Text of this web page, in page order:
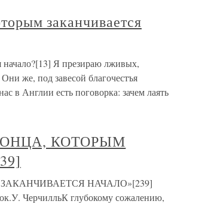
заканчивается
начало?[13] Я презираю лживых,
же, под завесой благочестъя
в Англии есть поговорка: зачем лаять
КОТОРЫМ
НАЧАЛО»[239]
ЧерчилльК глубокому сожалению,